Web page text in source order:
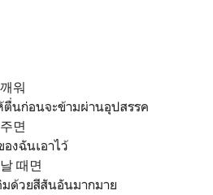
워
ตื่นก่อนจะข้ามผ่านอุปสรรค
면
งฉันเอาไว้
때면
ด้วยสีสันอันมากมาย